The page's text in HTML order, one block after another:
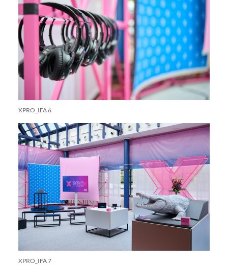
XPRO_IFA 6
XPRO_IFA 7